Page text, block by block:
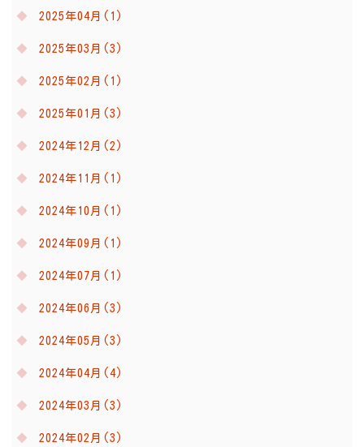
2025年04月(1)
2025年03月(3)
2025年02月(1)
2025年01月(3)
2024年12月(2)
2024年11月(1)
2024年10月(1)
2024年09月(1)
2024年07月(1)
2024年06月(3)
2024年05月(3)
2024年04月(4)
2024年03月(3)
2024年02月(3)